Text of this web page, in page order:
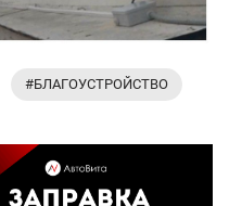
#БЛАГОУСТРОЙСТВО